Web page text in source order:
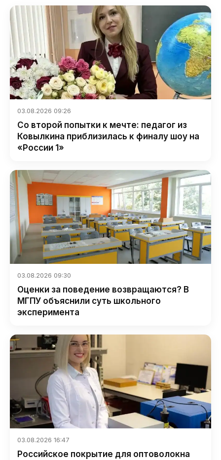
03.08.2026 09:26
Со второй попытки к мечте: педагог из
Ковылкина приблизилась к финалу шоу на
«России 1»
03.08.2026 09:30
Оценки за поведение возвращаются? В
МГПУ объяснили суть школьного
эксперимента
03.08.2026 16:47
Российское покрытие для оптоволокна